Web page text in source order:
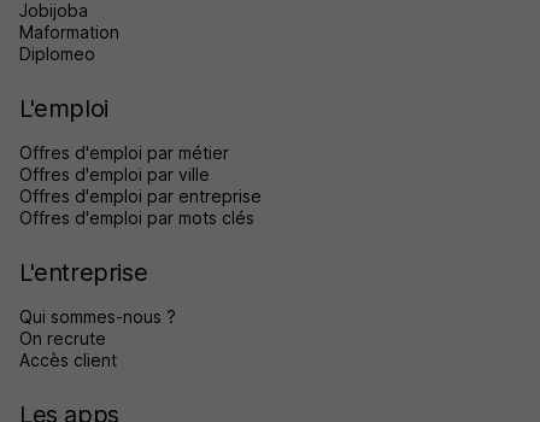
Jobijoba
Maformation
Diplomeo
L'emploi
Offres d'emploi par métier
Offres d'emploi par ville
Offres d'emploi par entreprise
Offres d'emploi par mots clés
L'entreprise
Qui sommes-nous ?
On recrute
Accès client
Les apps